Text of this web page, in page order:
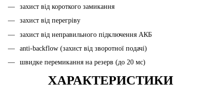
захист від короткого замикання
захист від перегріву
захист від неправильного підключення АКБ
anti-backflow (захист від зворотної подачі)
швидке перемикання на резерв (до 20 мс)
ХАРАКТЕРИСТИКИ